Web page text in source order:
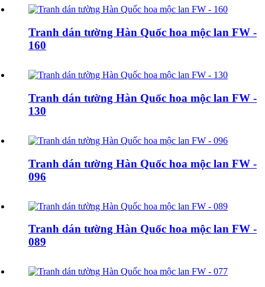
Tranh dán tường Hàn Quốc hoa mộc lan FW -
160
Tranh dán tường Hàn Quốc hoa mộc lan FW -
130
Tranh dán tường Hàn Quốc hoa mộc lan FW -
096
Tranh dán tường Hàn Quốc hoa mộc lan FW -
089